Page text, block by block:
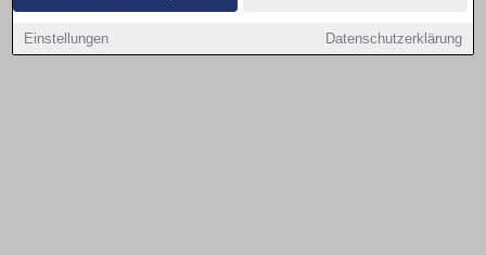
Einstellungen Datenschutzerklärung